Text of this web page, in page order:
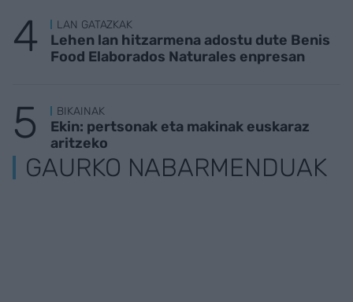
LAN GATAZKAK
Lehen lan hitzarmena adostu dute Benis
Food Elaborados Naturales enpresan
BIKAINAK
Ekin: pertsonak eta makinak euskaraz
aritzeko
GAURKO NABARMENDUAK